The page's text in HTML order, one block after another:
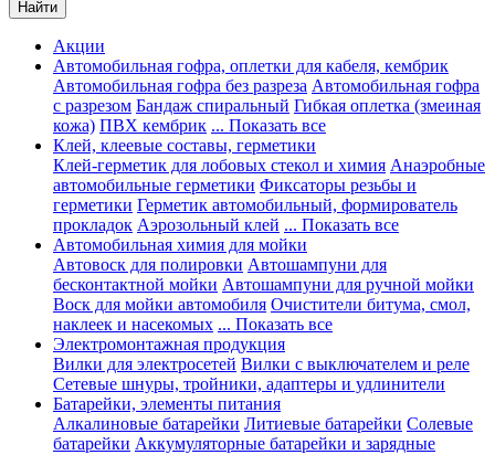
Акции
Автомобильная гофра, оплетки для кабеля, кембрик
Автомобильная гофра без разреза Автомобильная гофра
с разрезом Бандаж спиральный Гибкая оплетка (змеиная
кожа) ПВХ кембрик ... Показать все
Клей, клеевые составы, герметики
Клей-герметик для лобовых стекол и химия Анаэробные
автомобильные герметики Фиксаторы резьбы и
герметики Герметик автомобильный, формирователь
прокладок Аэрозольный клей ... Показать все
Автомобильная химия для мойки
Автовоск для полировки Автошампуни для
бесконтактной мойки Автошампуни для ручной мойки
Воск для мойки автомобиля Очистители битума, смол,
наклеек и насекомых ... Показать все
Электромонтажная продукция
Вилки для электросетей Вилки с выключателем и реле
Сетевые шнуры, тройники, адаптеры и удлинители
Батарейки, элементы питания
Алкалиновые батарейки Литиевые батарейки Солевые
батарейки Аккумуляторные батарейки и зарядные